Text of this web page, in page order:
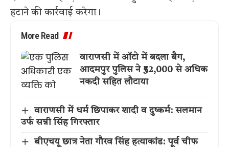
हटाने की कार्रवाई करेगा।
More Read
वाराणसी में ऑटो में बदला बैग,
आदमपुर पुलिस ने ₹52,000 से अधिक
नकदी सहित लौटाया
वाराणसी में धर्म छिपाकर शादी व दुष्कर्म: सलमान
उर्फ सन्नी सिंह गिरफ्तार
बीएचयू छात्र नेता गौरव सिंह हत्याकांड: पूर्व चीफ